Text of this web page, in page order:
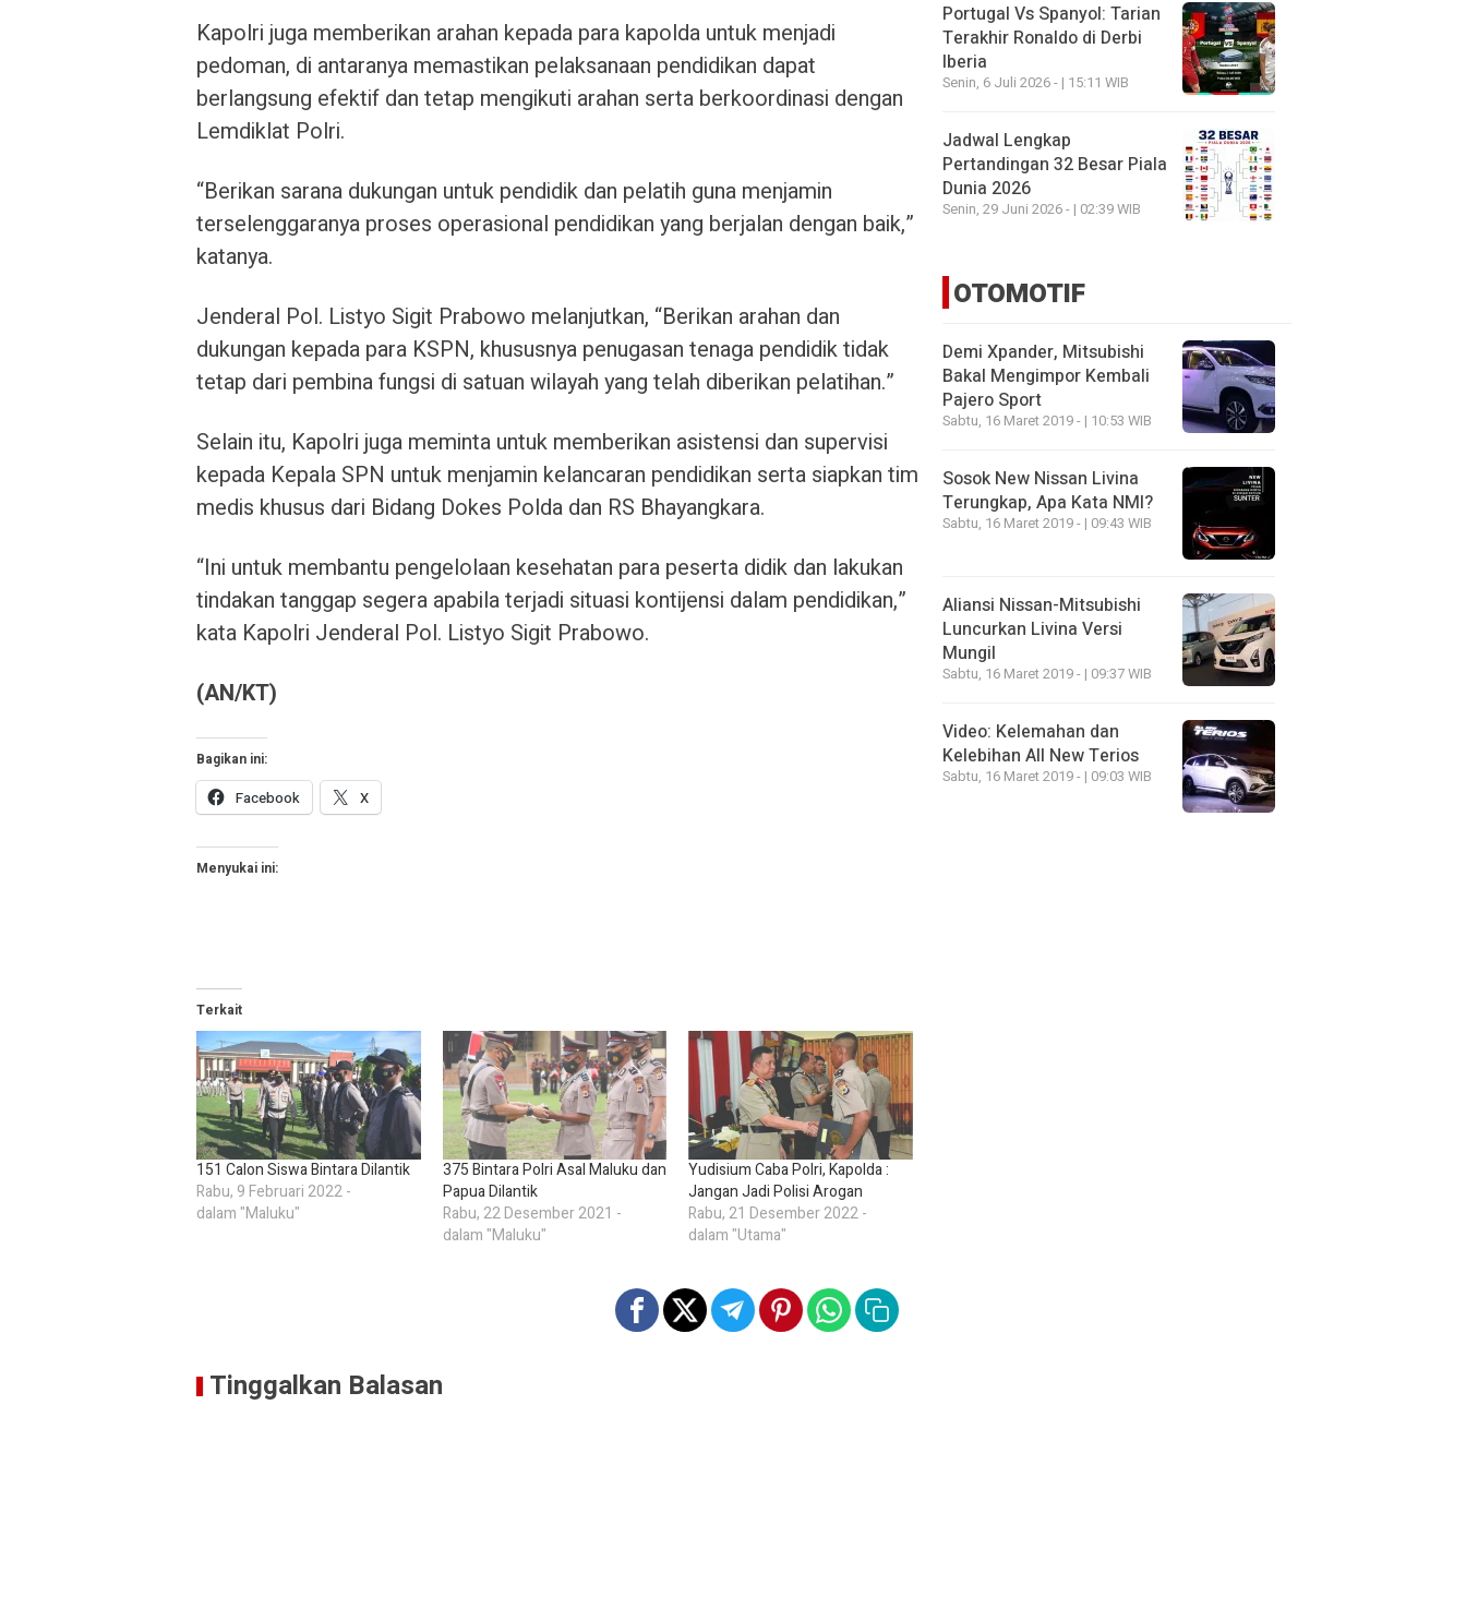
Kapolri juga memberikan arahan kepada para kapolda untuk menjadi
pedoman, di antaranya memastikan pelaksanaan pendidikan dapat
berlangsung efektif dan tetap mengikuti arahan serta berkoordinasi dengan
Lemdiklat Polri.
“Berikan sarana dukungan untuk pendidik dan pelatih guna menjamin
terselenggaranya proses operasional pendidikan yang berjalan dengan baik,”
katanya.
Jenderal Pol. Listyo Sigit Prabowo melanjutkan, “Berikan arahan dan
dukungan kepada para KSPN, khususnya penugasan tenaga pendidik tidak
tetap dari pembina fungsi di satuan wilayah yang telah diberikan pelatihan.”
Selain itu, Kapolri juga meminta untuk memberikan asistensi dan supervisi
kepada Kepala SPN untuk menjamin kelancaran pendidikan serta siapkan tim
medis khusus dari Bidang Dokes Polda dan RS Bhayangkara.
“Ini untuk membantu pengelolaan kesehatan para peserta didik dan lakukan
tindakan tanggap segera apabila terjadi situasi kontijensi dalam pendidikan,”
kata Kapolri Jenderal Pol. Listyo Sigit Prabowo.
(AN/KT)
Bagikan ini:
Facebook X
Menyukai ini:
Terkait
151 Calon Siswa Bintara Dilantik
Rabu, 9 Februari 2022 -
dalam "Maluku"
375 Bintara Polri Asal Maluku dan
Papua Dilantik
Rabu, 22 Desember 2021 -
dalam "Maluku"
Yudisium Caba Polri, Kapolda :
Jangan Jadi Polisi Arogan
Rabu, 21 Desember 2022 -
dalam "Utama"
Tinggalkan Balasan
Portugal Vs Spanyol: Tarian
Terakhir Ronaldo di Derbi
Iberia
Senin, 6 Juli 2026 - | 15:11 WIB
Jadwal Lengkap
Pertandingan 32 Besar Piala
Dunia 2026
Senin, 29 Juni 2026 - | 02:39 WIB
OTOMOTIF
Demi Xpander, Mitsubishi
Bakal Mengimpor Kembali
Pajero Sport
Sabtu, 16 Maret 2019 - | 10:53 WIB
Sosok New Nissan Livina
Terungkap, Apa Kata NMI?
Sabtu, 16 Maret 2019 - | 09:43 WIB
Aliansi Nissan-Mitsubishi
Luncurkan Livina Versi
Mungil
Sabtu, 16 Maret 2019 - | 09:37 WIB
Video: Kelemahan dan
Kelebihan All New Terios
Sabtu, 16 Maret 2019 - | 09:03 WIB